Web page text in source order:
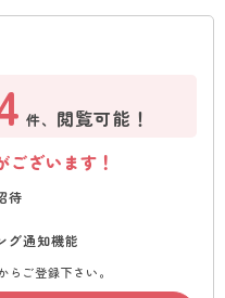
件、 閲覧可能！
ざいます！
待
グ通知機能
ご登録下さい。